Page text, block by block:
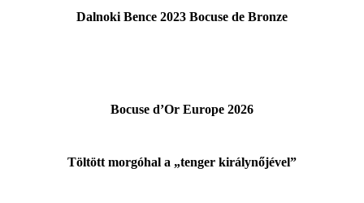
Dalnoki Bence 2023 Bocuse de Bronze
Bocuse d’Or Europe 2026
Töltött morgóhal a „tenger királynőjével”